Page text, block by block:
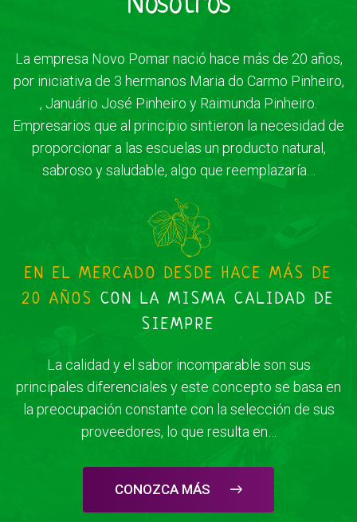
La empresa Novo Pomar nació hace más de 20 años,
por iniciativa de 3 hermanos Maria do Carmo Pinheiro,
, Januário José Pinheiro y Raimunda Pinheiro.
Empresarios que al principio sintieron la necesidad de
proporcionar a las escuelas un producto natural,
sabroso y saludable, algo que reemplazaría…
EN EL MERCADO DESDE HACE MÁS DE
20 AÑOS CON LA MISMA CALIDAD DE
SIEMPRE
La calidad y el sabor incomparable son sus
principales diferenciales y este concepto se basa en
la preocupación constante con la selección de sus
proveedores, lo que resulta en…
CONOZCA MÁS